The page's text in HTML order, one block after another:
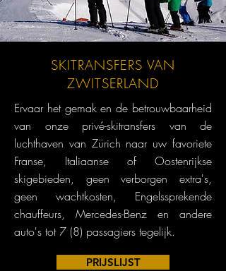
SKITRANSFERS VAN
ZWITSERLAND
Ervaar het gemak en de betrouwbaarheid
van onze privé-skitransfers van de
luchthaven van Zürich naar uw favoriete
Franse, Italiaanse of Oostenrijkse
skigebieden, geen verborgen extra's,
geen wachtkosten, Engelssprekende
chauffeurs, Mercedes-Benz en andere
auto's tot 7 (8) passagiers tegelijk.
PRIJSLIJST